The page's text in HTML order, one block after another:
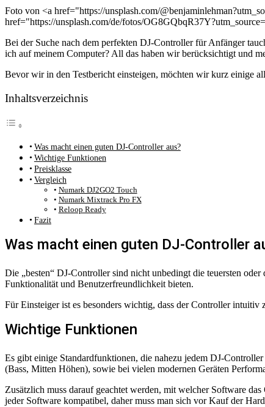
Foto von <a href="https://unsplash.com/
href="https://unsplash.com/de/fotos/
Bei der Suche nach dem perfekten DJ-Controller für Anfänger
ich auf meinem Computer? All das haben wir berücksichtigt und
Bevor wir in den Testbericht einsteigen, möchten wir kurz einige
Inhaltsverzeichnis
Was macht einen guten DJ-Controller aus?
Wichtige Funktionen
Preisklasse
Vergleich
Numark DJ2GO2 Touch
Numark Mixtrack Pro FX
Reloop Ready
Fazit
Was macht einen guten DJ-Controller
Die „besten“ DJ-Controller sind nicht unbedingt die teuersten
Funktionalität und Benutzerfreundlichkeit bieten.
Für Einsteiger ist es besonders wichtig, dass der Controller
Wichtige Funktionen
Es gibt einige Standardfunktionen, die nahezu jedem DJ-
(Bass, Mitten Höhen), sowie bei vielen modernen Geräten
Zusätzlich muss darauf geachtet werden, mit welcher Software
jeder Software kompatibel, daher muss man sich vor Kauf der